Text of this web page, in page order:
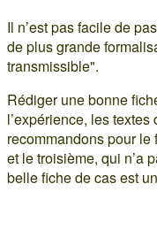
Il n’est pas facile de
de plus grande
transmissible".
Rédiger une bonne
l’expérience, les
recommandons pour
et le troisième, qui n’a
belle fiche de cas est